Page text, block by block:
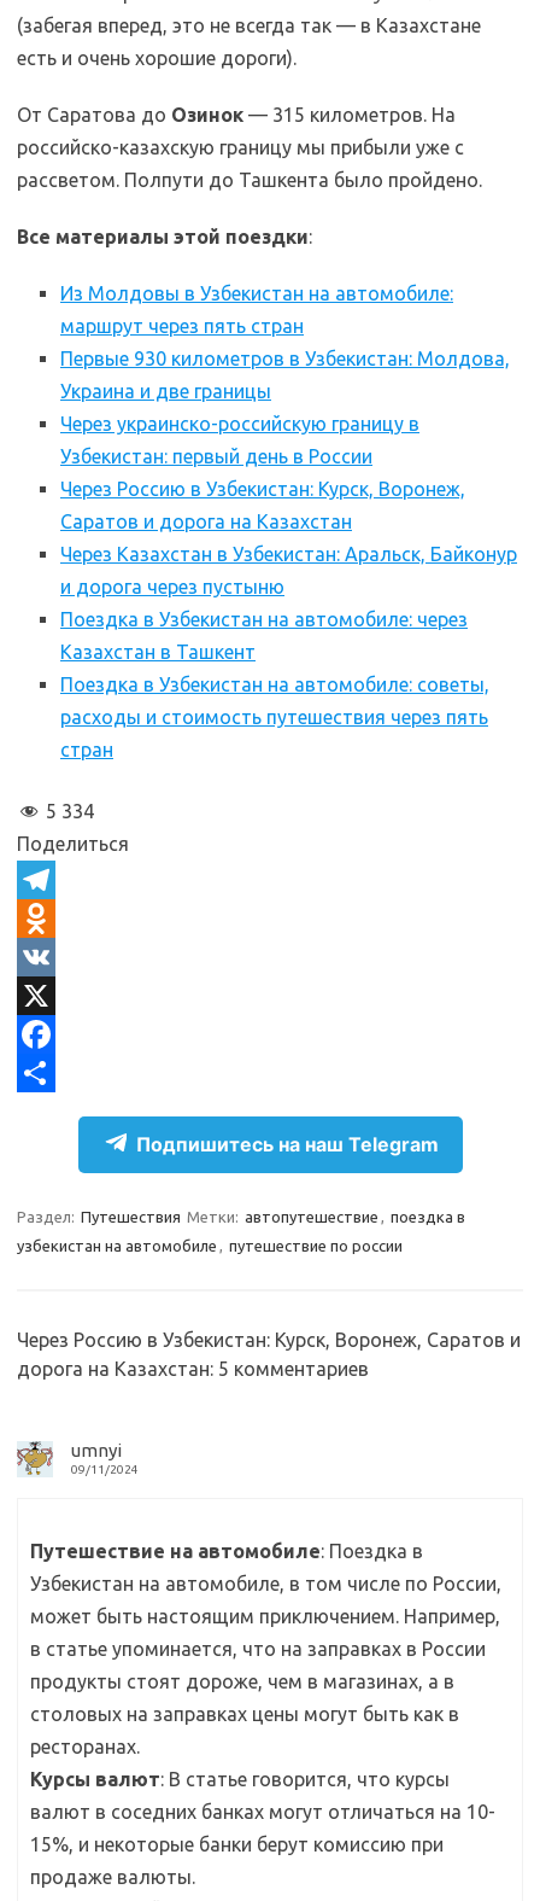
(забегая вперед, это не всегда так — в Казахстане
есть и очень хорошие дороги).
От Саратова до Озинок — 315 километров. На
российско-казахскую границу мы прибыли уже с
рассветом. Полпути до Ташкента было пройдено.
Все материалы этой поездки:
Из Молдовы в Узбекистан на автомобиле:
маршрут через пять стран
Первые 930 километров в Узбекистан: Молдова,
Украина и две границы
Через украинско-российскую границу в
Узбекистан: первый день в России
Через Россию в Узбекистан: Курск, Воронеж,
Саратов и дорога на Казахстан
Через Казахстан в Узбекистан: Аральск, Байконур
и дорога через пустыню
Поездка в Узбекистан на автомобиле: через
Казахстан в Ташкент
Поездка в Узбекистан на автомобиле: советы,
расходы и стоимость путешествия через пять
стран
5 334
Поделиться
T
e
e
g
O
d
n
o
s
i
k
V
KX
F
b
k
р
и
т
Подпишитесь на наш Telegram
Раздел: Путешествия Метки: автопутешествие , поездка в
узбекистан на автомобиле , путешествие по россии
Через Россию в Узбекистан: Курск, Воронеж, Саратов и
дорога на Казахстан: 5 комментариев
umnyi
09/11/2024
Путешествие на автомобиле: Поездка в
Узбекистан на автомобиле, в том числе по России,
может быть настоящим приключением. Например,
в статье упоминается, что на заправках в России
продукты стоят дороже, чем в магазинах, а в
столовых на заправках цены могут быть как в
ресторанах.
Курсы валют: В статье говорится, что курсы
валют в соседних банках могут отличаться на 10-
15%, и некоторые банки берут комиссию при
продаже валюты.